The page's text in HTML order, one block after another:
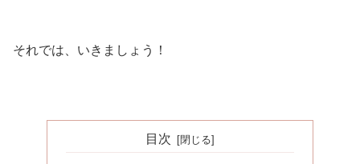
それでは、いきましょう！
目次